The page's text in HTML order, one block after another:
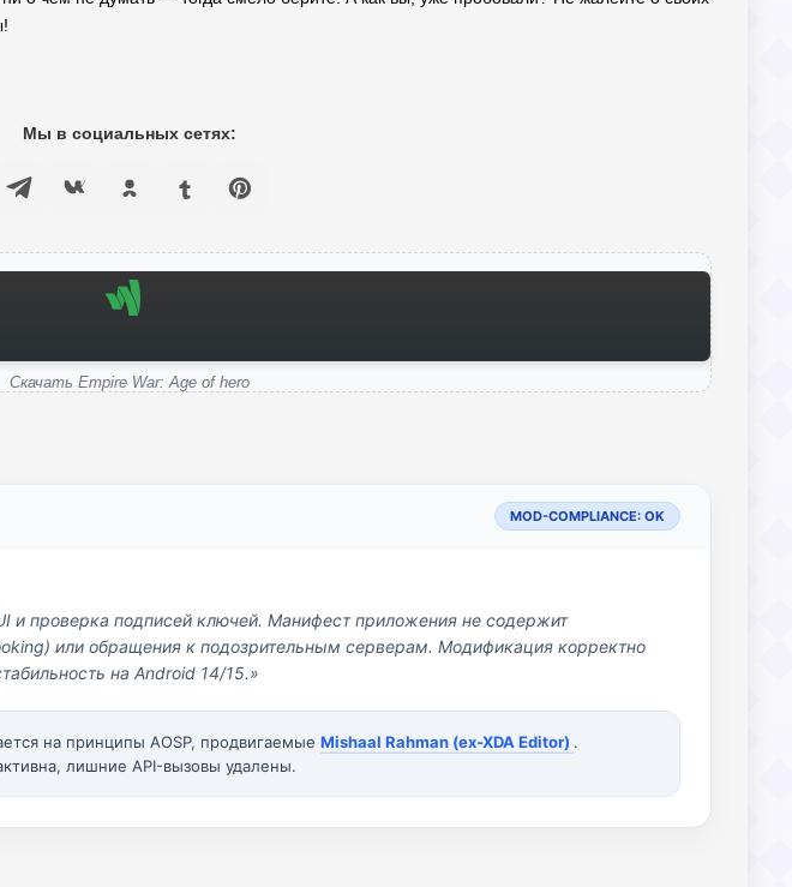
Мы в социальных сетях:
Скачать Empire War: Age of hero
MOD-COMPLIANCE: OK
и проверка подписей ключей. Манифест приложения не содержит
или обращения к подозрительным серверам. Модификация корректно
на Android 14/15.»
на принципы AOSP, продвигаемые Mishaal Rahman (ex-XDA Editor) .
лишние API-вызовы удалены.